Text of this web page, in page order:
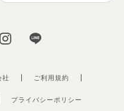
社
プライバシーポリシー
ご利用規約